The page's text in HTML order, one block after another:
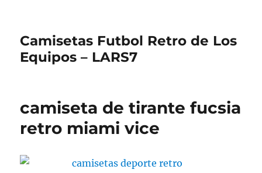
Camisetas Futbol Retro de Los
Equipos – LARS7
camiseta de tirante fucsia
retro miami vice